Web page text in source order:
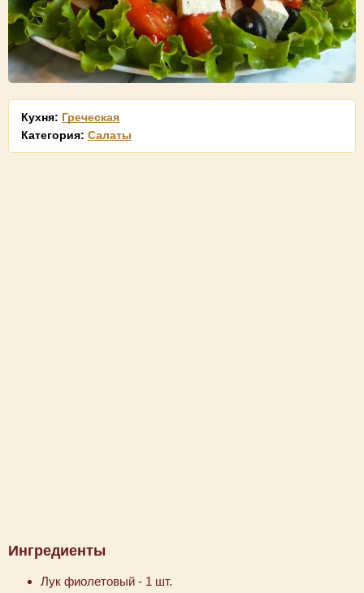
Кухня: Греческая
Категория: Салаты
Ингредиенты
Лук фиолетовый - 1 шт.